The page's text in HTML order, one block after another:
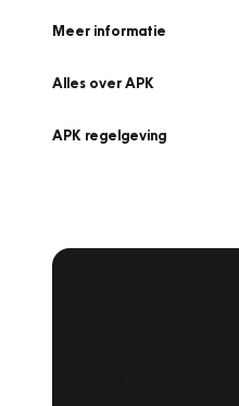
Meer informatie
Alles over APK
APK regelgeving